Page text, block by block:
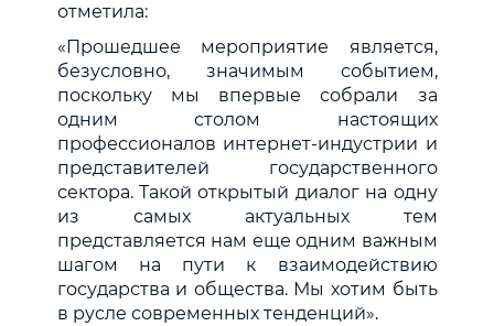
отметила:
«Прошедшее мероприятие является,
безусловно, значимым событием,
поскольку мы впервые собрали за
одним столом настоящих
профессионалов интернет-индустрии и
представителей государственного
сектора. Такой открытый диалог на одну
из самых актуальных тем
представляется нам еще одним важным
шагом на пути к взаимодействию
государства и общества. Мы хотим быть
в русле современных тенденций».